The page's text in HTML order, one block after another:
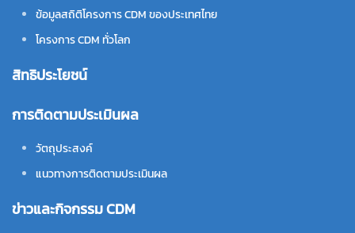
ข้อมูลสถิติโครงการ CDM ของประเทศไทย
โครงการ CDM ทั่วโลก
สิทธิประโยชน์
การติดตามประเมินผล
วัตถุประสงค์
แนวทางการติดตามประเมินผล
ข่าวและกิจกรรม CDM